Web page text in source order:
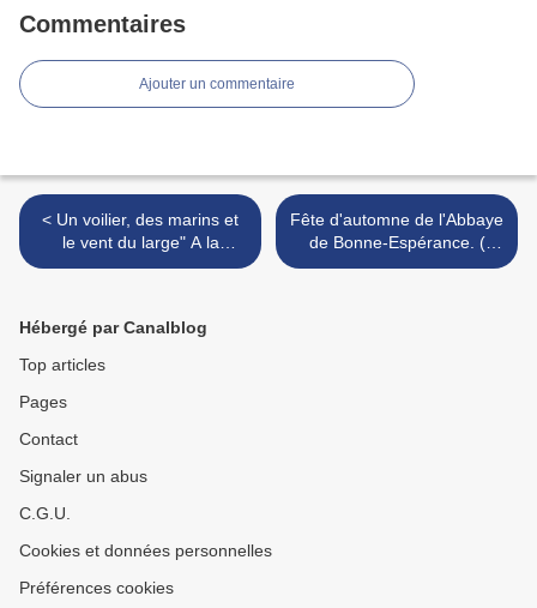
Commentaires
Ajouter un commentaire
< Un voilier, des marins et
le vent du large" A la
Bibliothèque Mercier ; avec
Fête d'automne de l'Abbaye
de Bonne-Espérance. (
Belgique ) en BD >
Hébergé par Canalblog
Top articles
Pages
Contact
Signaler un abus
C.G.U.
Cookies et données personnelles
Préférences cookies